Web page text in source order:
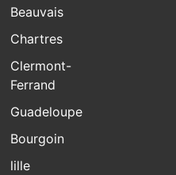
Beauvais
Chartres
Clermont-
Ferrand
Guadeloupe
Bourgoin
lille